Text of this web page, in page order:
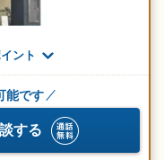
ント
能です
する